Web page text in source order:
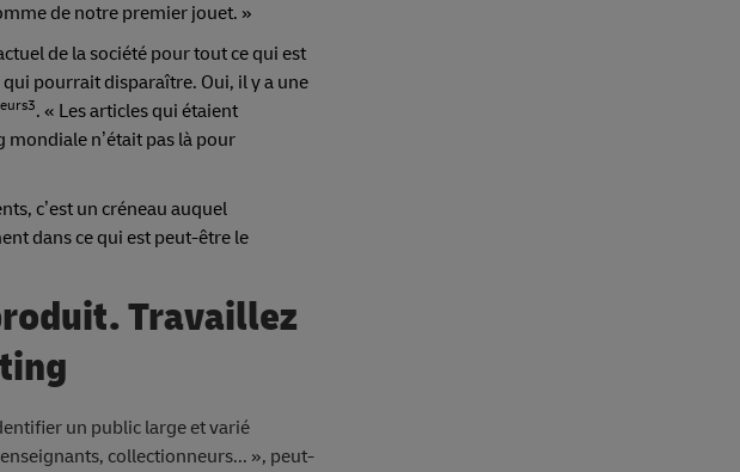
de notre premier jouet. »
de la société pour tout ce qui est
pourrait disparaître. Oui, il y a une
. « Les articles qui étaient
n’était pas là pour
c’est un créneau auquel
dans ce qui est peut-être le
Travaillez
un public large et varié
collectionneurs... », peut-